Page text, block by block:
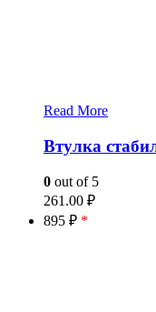
Read More
Втулка
0 out of 5
261.00 ₽
895 ₽ *